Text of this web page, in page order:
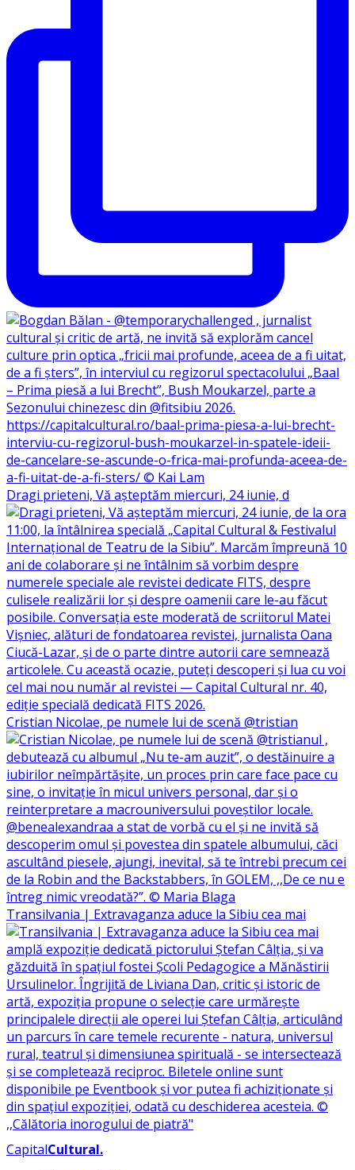
Dragi prieteni, Vă așteptăm miercuri, 24 iunie, d
Cristian Nicolae, pe numele lui de scenă @tristian
Transilvania | Extravaganza aduce la Sibiu cea mai
CapitalCultural.